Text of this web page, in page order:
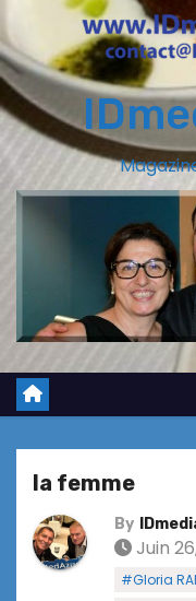
la femme
By
Juin
#Gloria